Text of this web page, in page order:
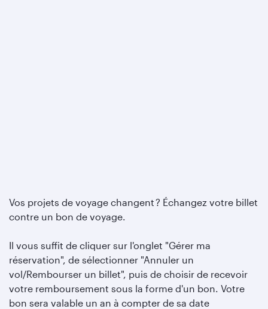
Vos projets de voyage changent ? Échangez votre billet
contre un bon de voyage.
Il vous suffit de cliquer sur l'onglet "Gérer ma
réservation", de sélectionner "Annuler un
vol/Rembourser un billet", puis de choisir de recevoir
votre remboursement sous la forme d'un bon. Votre
bon sera valable un an à compter de sa date